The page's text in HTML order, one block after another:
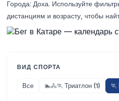
Города: Доха. Используйте
дистанциям и возрасту, чтобы
ВИД СПОРТА
Все 🏊🚴🏃 Триатлон (1) 🏃